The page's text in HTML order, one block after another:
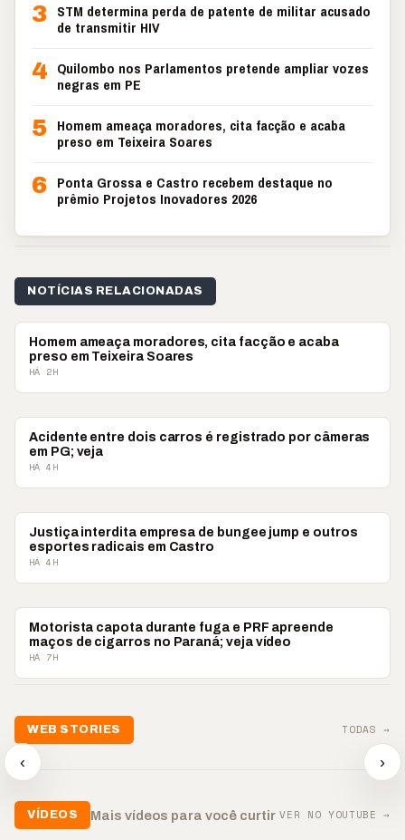
3 STM determina perda de patente de militar acusado
de transmitir HIV
4 Quilombo nos Parlamentos pretende ampliar vozes
negras em PE
5 Homem ameaça moradores, cita facção e acaba
preso em Teixeira Soares
6 Ponta Grossa e Castro recebem destaque no
prêmio Projetos Inovadores 2026
NOTÍCIAS RELACIONADAS
POLICIAL
Homem ameaça moradores, cita facção e acaba
preso em Teixeira Soares
HÁ 2H
POLICIAL
Acidente entre dois carros é registrado por câmeras
em PG; veja
HÁ 4H
POLICIAL
Justiça interdita empresa de bungee jump e outros
esportes radicais em Castro
HÁ 4H
POLICIAL
Motorista capota durante fuga e PRF apreende
maços de cigarros no Paraná; veja vídeo
HÁ 7H
WEB STORIES TODAS →
‹
📢💜 Agosto Lilás
reforça combate à
violência contra a
mulher
📢 Noite
chega
oração
›
VÍDEOS Mais vídeos para você curtir VER NO YOUTUBE →